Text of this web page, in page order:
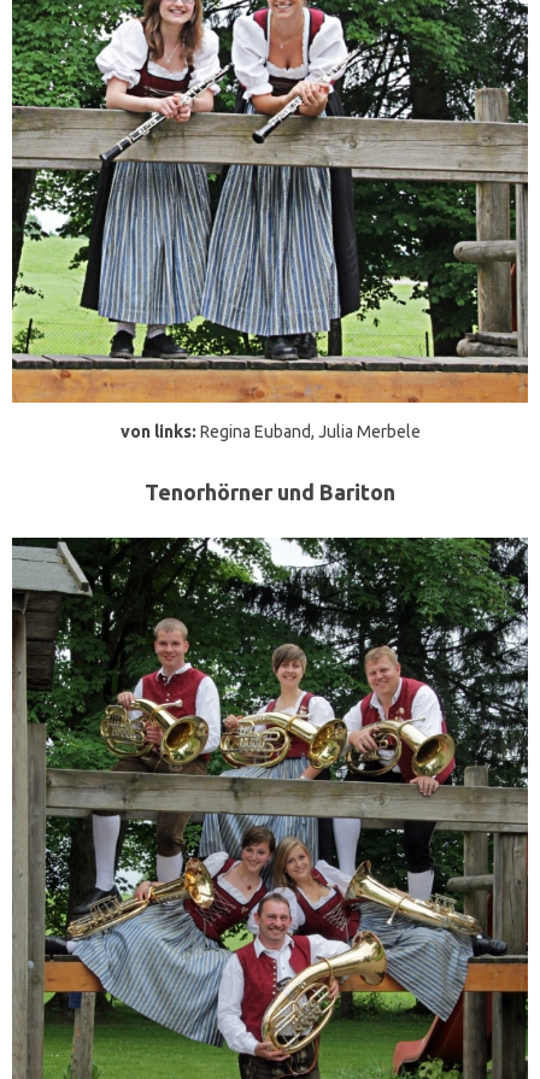
von links: Regina Euband, Julia Merbele
Tenorhörner und Bariton